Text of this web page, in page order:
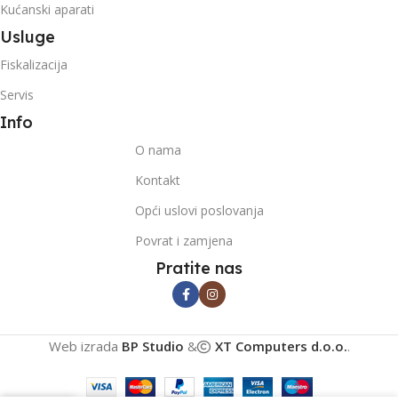
Kućanski aparati
Usluge
Fiskalizacija
Servis
Info
O nama
Kontakt
Opći uslovi poslovanja
Povrat i zamjena
Pratite nas
Web izrada BP Studio & XT Computers d.o.o..